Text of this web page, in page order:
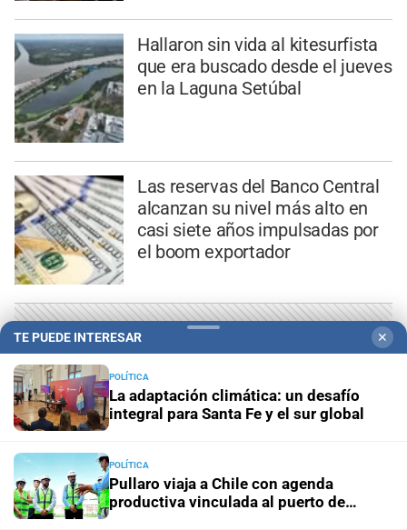
Hallaron sin vida al kitesurfista
que era buscado desde el jueves
en la Laguna Setúbal
Las reservas del Banco Central
alcanzan su nivel más alto en
casi siete años impulsadas por
el boom exportador
TE PUEDE INTERESAR ✕
POLÍTICA
La adaptación climática: un desafío
integral para Santa Fe y el sur global
POLÍTICA
Pullaro viaja a Chile con agenda
productiva vinculada al puerto de